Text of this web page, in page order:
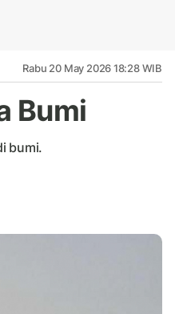
Rabu 20 May 2026 18:28 WIB
Bumi
bumi.